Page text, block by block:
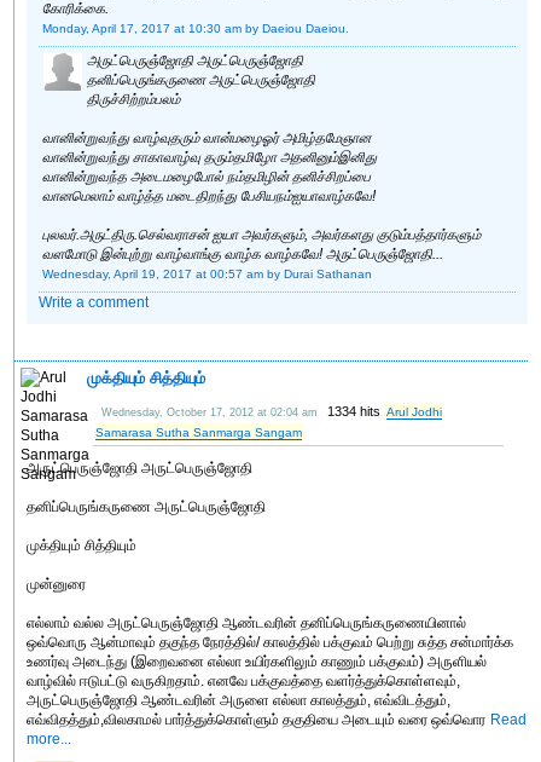
கோரிக்கை.
Monday, April 17, 2017 at 10:30 am by Daeiou Daeiou.
அருட்பெருஞ்ஜோதி அருட்பெருஞ்ஜோதி
தனிப்பெருங்கருணை அருட்பெருஞ்ஜோதி
திருச்சிற்றம்பலம்
வானின்றுவந்து வாழ்வுதரும் வான்மழைஓர் அமிழ்தமேஞான
வானின்றுவந்து சாகாவாழ்வு தரும்தமிழோ அதனினும்இனிது
வானின்றுவந்த அடைமழைபோல் நம்தமிழின் தனிச்சிறப்பை
வானமெலாம் வாழ்த்த மடைதிறந்து பேசியநம்ஐயாவாழ்கவே!
புலவர்.அருட்திரு.செல்வராசன் ஐயா அவர்களும், அவர்களது குடும்பத்தார்களும்
வளமோடு இன்புற்று வாழ்வாங்கு வாழ்க வாழ்கவே! அருட்பெருஞ்ஜோதி...
Wednesday, April 19, 2017 at 00:57 am by Durai Sathanan
Write a comment
முக்தியும் சித்தியும்
Wednesday, October 17, 2012 at 02:04 am 1334 hits Arul Jodhi
Samarasa Sutha Sanmarga Sangam
அருட்பெருஞ்ஜோதி அருட்பெருஞ்ஜோதி
தனிப்பெருங்கருணை அருட்பெருஞ்ஜோதி
முக்தியும் சித்தியும்
முன்னுரை
எல்லாம் வல்ல அருட்பெருஞ்ஜோதி ஆண்டவரின் தனிப்பெருங்கருணையினால்
ஒவ்வொரு ஆன்மாவும் தகுந்த நேரத்தில்/ காலத்தில் பக்குவம் பெற்று சுத்த சன்மார்க்க
உணர்வு அடைந்து (இறைவனை எல்லா உயிர்களிலும் காணும் பக்குவம்) அருளியல்
வாழ்வில் ஈடுபட்டு வருகிறதாம். எனவே பக்குவத்தை வளர்த்துக்கொள்ளவும்,
அருட்பெருஞ்ஜோதி ஆண்டவரின் அருளை எல்லா காலத்தும், எவ்விடத்தும்,
எவ்விதத்தும்,விலகாமல் பார்த்துக்கொள்ளும் தகுதியை அடையும் வரை ஒவ்வொர Read
more...